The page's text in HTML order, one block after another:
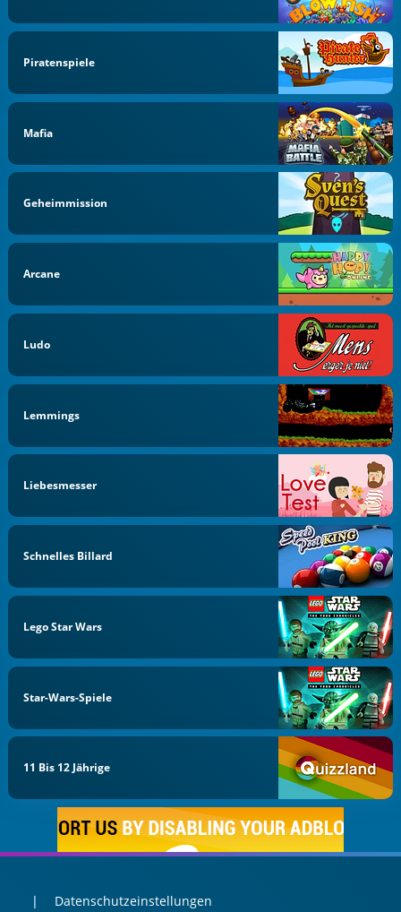
Piratenspiele
Mafia
Geheimmission
Arcane
Ludo
Lemmings
Liebesmesser
Schnelles Billard
Lego Star Wars
Star-Wars-Spiele
11 Bis 12 Jährige
Datenschutzeinstellungen